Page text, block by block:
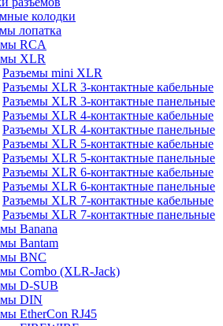
колодки
лопатка
RCA
XLR
Разъемы mini XLR
Разъемы XLR 3-контактные кабельные
Разъемы XLR 3-контактные панельные
Разъемы XLR 4-контактные кабельные
Разъемы XLR 4-контактные панельные
Разъемы XLR 5-контактные кабельные
Разъемы XLR 5-контактные панельные
Разъемы XLR 6-контактные кабельные
Разъемы XLR 6-контактные панельные
Разъемы XLR 7-контактные кабельные
Разъемы XLR 7-контактные панельные
Banana
Bantam
BNC
Combo (XLR-Jack)
D-SUB
DIN
EtherCon RJ45